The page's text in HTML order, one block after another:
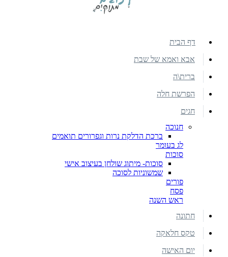
דף הבית
אבא ואמא של שבת
ברית\ה
הפרשת חלה
חגים
חנוכה
ברכת הדלקת נרות וגפרורים תואמים
לג בעומר
סוכות
סוכות- מיתוג שולחן בעיצוב אישי
שמשוניות לסוכה
פורים
פסח
ראש השנה
חתונה
טקס חלאקה
יום האישה